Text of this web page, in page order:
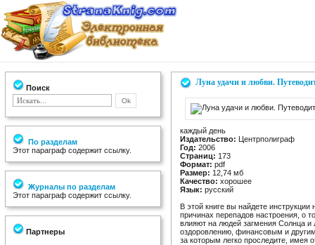
Поиск
По разделам
Этот параграф содержит ссылку.
Журналы по разделам
Этот параграф содержит ссылку.
Партнеры
Луна удачи и любви.
каждый день
Издательство: Центрполиграф
Год: 2006
Страниц: 173
Формат: pdf
Размер: 12,74 мб
Качество: хорошее
Язык: русский
В этой книге вы найдете
причинах перепадов настроения, о
влияют на людей загмения Солнца
оздоровлению, финансовым и
за которым легко проследите, имея